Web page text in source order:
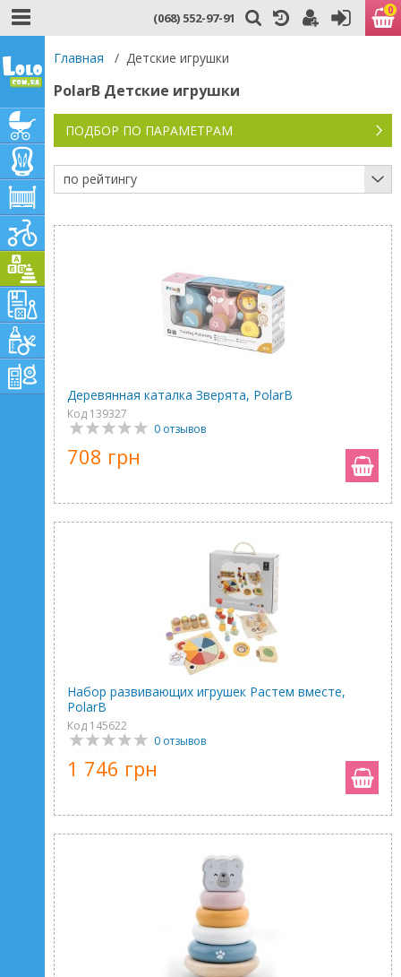
(068) 552-97-91 0
Главная / Детские игрушки
PolarB Детские игрушки
ПОДБОР ПО ПАРАМЕТРАМ
по рейтингу
Деревянная каталка Зверята, PolarB
Код 139327
0 отзывов
708 грн
Набор развивающих игрушек Растем вместе,
PolarB
Код 145622
0 отзывов
1 746 грн